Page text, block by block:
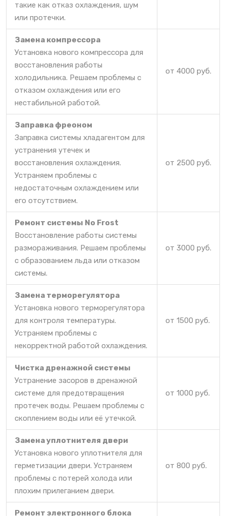
такие как отказ охлаждения, шум
или протечки.
Замена компрессора
Установка нового компрессора для
восстановления работы
холодильника. Решаем проблемы с
отказом охлаждения или его
нестабильной работой.
от 4000 руб.
Заправка фреоном
Заправка системы хладагентом для
устранения утечек и
восстановления охлаждения.
Устраняем проблемы с
недостаточным охлаждением или
его отсутствием.
от 2500 руб.
Ремонт системы No Frost
Восстановление работы системы
размораживания. Решаем проблемы
с образованием льда или отказом
системы.
от 3000 руб.
Замена терморегулятора
Установка нового терморегулятора
для контроля температуры.
Устраняем проблемы с
некорректной работой охлаждения.
от 1500 руб.
Чистка дренажной системы
Устранение засоров в дренажной
системе для предотвращения
протечек воды. Решаем проблемы с
скоплением воды или её утечкой.
от 1000 руб.
Замена уплотнителя двери
Установка нового уплотнителя для
герметизации двери. Устраняем
проблемы с потерей холода или
плохим прилеганием двери.
от 800 руб.
Ремонт электронного блока